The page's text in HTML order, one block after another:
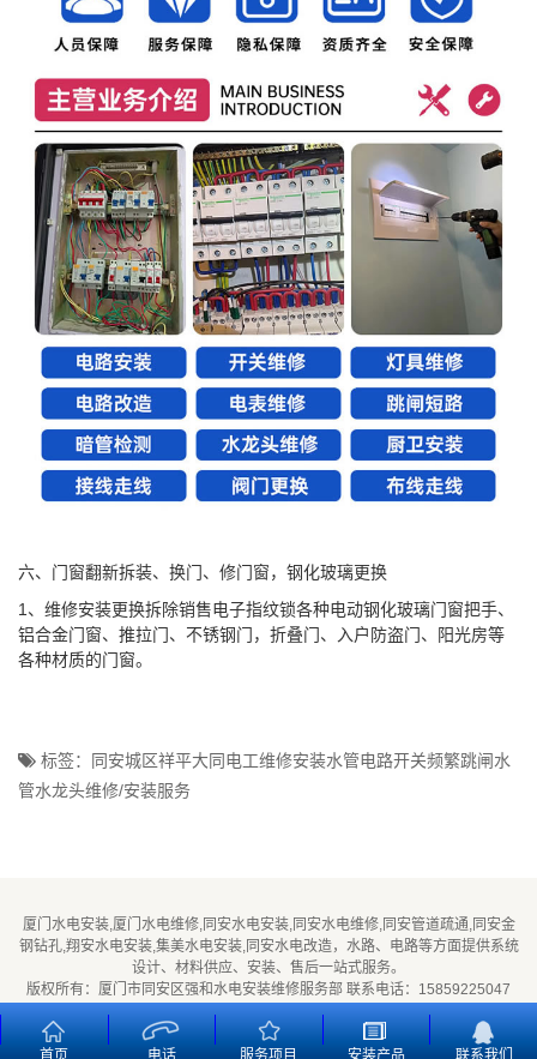
六、门窗翻新拆装、换门、修门窗，钢化玻璃更换
1、维修安装更换拆除销售电子指纹锁各种电动钢化玻璃门窗把手、
铝合金门窗、推拉门、不锈钢门，折叠门、入户防盗门、阳光房等
各种材质的门窗。
标签：同安城区祥平大同电工维修安装水管电路开关频繁跳闸水
管水龙头维修/安装服务
厦门水电安装,厦门水电维修,同安水电安装,同安水电维修,同安管道疏通,同安金
钢钻孔,翔安水电安装,集美水电安装,同安水电改造，水路、电路等方面提供系统
设计、材料供应、安装、售后一站式服务。
版权所有：厦门市同安区强和水电安装维修服务部 联系电话：15859225047
闽ICP备2026016369号
首页
电话 服务项目 安装产品 联系我们